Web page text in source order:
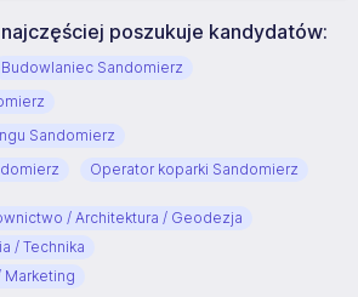
najczęściej poszukuje kandydatów:
Budowlaniec Sandomierz
Sandomierz
Operator koparki Sandomierz
/ Architektura / Geodezja
/ Technika
Marketing